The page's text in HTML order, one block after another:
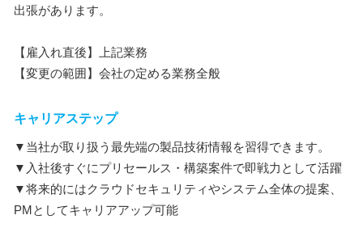
出張があります。
【雇入れ直後】上記業務
【変更の範囲】会社の定める業務全般
キャリアステップ
▼当社が取り扱う最先端の製品技術情報を習得できます。
▼入社後すぐにプリセールス・構築案件で即戦力として活躍
▼将来的にはクラウドセキュリティやシステム全体の提案、
PMとしてキャリアアップ可能